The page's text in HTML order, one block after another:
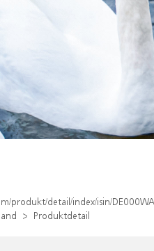
produkt/detail/index/isin/
Produktdetail